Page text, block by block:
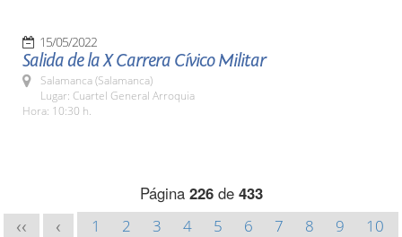
15/05/2022
Salida de la X Carrera Cívico Militar
Salamanca (Salamanca)
Lugar: Cuartel General Arroquia
Hora: 10:30 h.
Página 226de 433
<< < 1 2 3 4 5 6 7 8 9
10